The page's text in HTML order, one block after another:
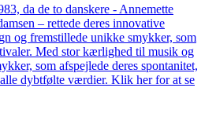
da de to danskere - Annemette
– rettede deres innovative
og fremstillede unikke smykker, som
Med stor kærlighed til musik og
som afspejlede deres spontanitet,
dybtfølte værdier. Klik her for at se